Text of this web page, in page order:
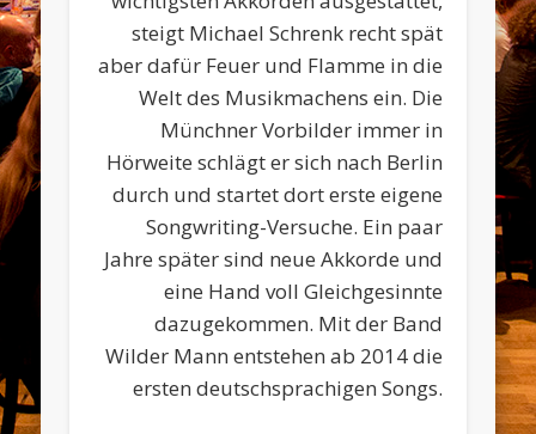
steigt Michael Schrenk recht spät
aber dafür Feuer und Flamme in die
Welt des Musikmachens ein. Die
Münchner Vorbilder immer in
Hörweite schlägt er sich nach Berlin
durch und startet dort erste eigene
Songwriting-Versuche. Ein paar
Jahre später sind neue Akkorde und
eine Hand voll Gleichgesinnte
dazugekommen. Mit der Band
Wilder Mann entstehen ab 2014 die
ersten deutschsprachigen Songs.